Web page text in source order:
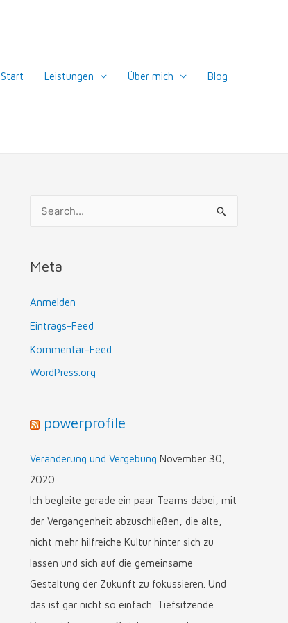
Start Leistungen Über mich Blog
e
:
Meta
Anmelden
Eintrags-Feed
Kommentar-Feed
WordPress.org
powerprofile
Veränderung und Vergebung November 30,
2020
Ich begleite gerade ein paar Teams dabei, mit
der Vergangenheit abzuschließen, die alte,
nicht mehr hilfreiche Kultur hinter sich zu
lassen und sich auf die gemeinsame
Gestaltung der Zukunft zu fokussieren. Und
das ist gar nicht so einfach. Tiefsitzende